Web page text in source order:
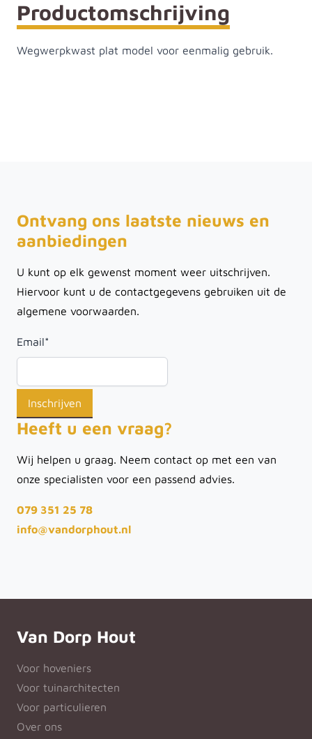
Productomschrijving
Wegwerpkwast plat model voor eenmalig gebruik.
Ontvang ons laatste nieuws en
aanbiedingen
U kunt op elk gewenst moment weer uitschrijven.
Hiervoor kunt u de contactgegevens gebruiken uit de
algemene voorwaarden.
Email*
Heeft u een vraag?
Wij helpen u graag. Neem contact op met een van
onze specialisten voor een passend advies.
079 351 25 78
info@vandorphout.nl
Van Dorp Hout
Voor hoveniers
Voor tuinarchitecten
Voor particulieren
Over ons